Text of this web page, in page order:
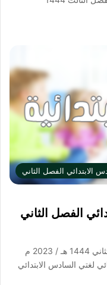
الابتدائي الفصل الثاني
الفصل الثاني
اختبار نهائي لغتي السادس الابتدائي الفصل الثاني 1444 هـ / 2023 م
لغتي السادس الابتدائي